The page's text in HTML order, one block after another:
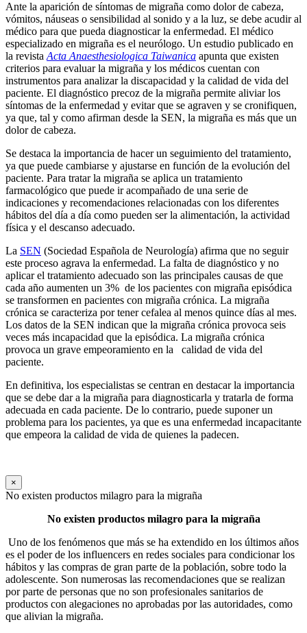
Ante la aparición de síntomas de migraña como dolor de cabeza,
vómitos, náuseas o sensibilidad al sonido y a la luz, se debe acudir al
médico para que pueda diagnosticar la enfermedad. El médico
especializado en migraña es el neurólogo. Un estudio publicado en
la revista Acta Anaesthesiologica Taiwanica apunta que existen
criterios para evaluar la migraña y los médicos cuentan con
instrumentos para analizar la discapacidad y la calidad de vida del
paciente. El diagnóstico precoz de la migraña permite aliviar los
síntomas de la enfermedad y evitar que se agraven y se cronifiquen,
ya que, tal y como afirman desde la SEN, la migraña es más que un
dolor de cabeza.
Se destaca la importancia de hacer un seguimiento del tratamiento,
ya que puede cambiarse y ajustarse en función de la evolución del
paciente. Para tratar la migraña se aplica un tratamiento
farmacológico que puede ir acompañado de una serie de
indicaciones y recomendaciones relacionadas con los diferentes
hábitos del día a día como pueden ser la alimentación, la actividad
física y el descanso adecuado.
La SEN (Sociedad Española de Neurología) afirma que no seguir
este proceso agrava la enfermedad. La falta de diagnóstico y no
aplicar el tratamiento adecuado son las principales causas de que
cada año aumenten un 3% de los pacientes con migraña episódica
se transformen en pacientes con migraña crónica. La migraña
crónica se caracteriza por tener cefalea al menos quince días al mes.
Los datos de la SEN indican que la migraña crónica provoca seis
veces más incapacidad que la episódica. La migraña crónica
provoca un grave empeoramiento en la calidad de vida del
paciente.
En definitiva, los especialistas se centran en destacar la importancia
que se debe dar a la migraña para diagnosticarla y tratarla de forma
adecuada en cada paciente. De lo contrario, puede suponer un
problema para los pacientes, ya que es una enfermedad incapacitante
que empeora la calidad de vida de quienes la padecen.
×
No existen productos milagro para la migraña
No existen productos milagro para la migraña
Uno de los fenómenos que más se ha extendido en los últimos años
es el poder de los influencers en redes sociales para condicionar los
hábitos y las compras de gran parte de la población, sobre todo la
adolescente. Son numerosas las recomendaciones que se realizan
por parte de personas que no son profesionales sanitarios de
productos con alegaciones no aprobadas por las autoridades, como
que alivian la migraña.